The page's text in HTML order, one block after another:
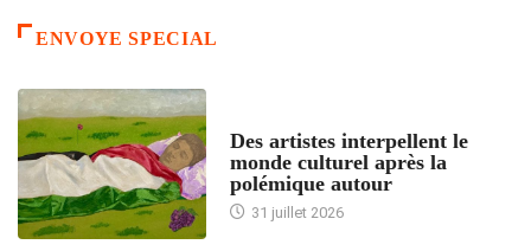
ENVOYE SPECIAL
Des artistes interpellent le
monde culturel après la
polémique autour
31 juillet 2026